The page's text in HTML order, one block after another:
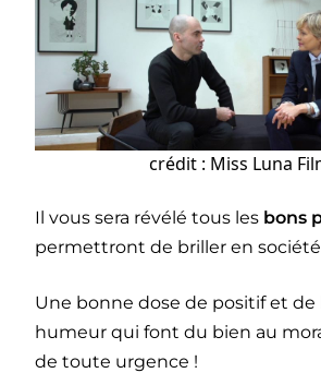
crédit : Miss Luna
Il vous sera révélé tous les bons
permettront de briller en société
Une bonne dose de positif et de
humeur qui font du bien au
de toute urgence !